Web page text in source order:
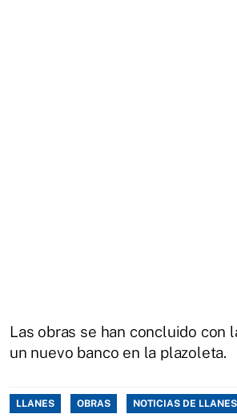
Las obras se han concluido con
un nuevo banco en la plazoleta.
LLANES OBRAS NOTICIAS DE LLANES